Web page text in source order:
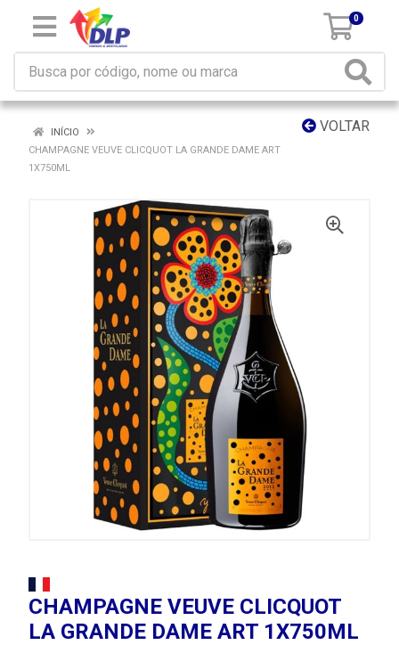
0
VOLTAR
INÍCIO
CHAMPAGNE VEUVE CLICQUOT LA GRANDE DAME ART
1X750ML
CHAMPAGNE VEUVE CLICQUOT
LA GRANDE DAME ART 1X750ML